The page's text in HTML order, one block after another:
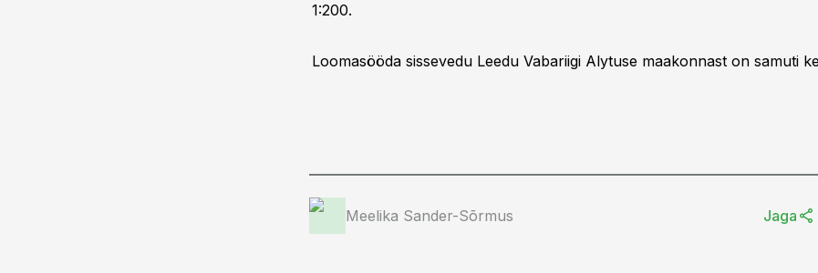
1:200.
Loomasööda sissevedu Leedu Vabariigi Alytuse maakonnast on samuti
Meelika Sander-Sõrmus Jaga